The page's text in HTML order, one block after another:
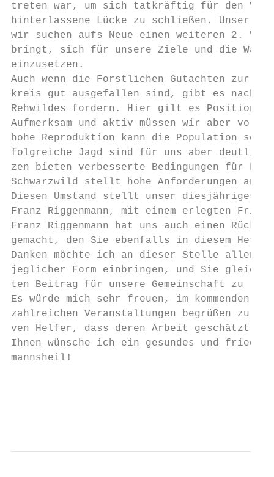
treten war, um sich tatkräftig für den
hinterlassene Lücke zu schließen. Unser
wir suchen aufs Neue einen weiteren 2.
bringt, sich für unsere Ziele und die
einzusetzen.
Auch wenn die Forstlichen Gutachten zur
kreis gut ausgefallen sind, gibt es nach
Rehwildes fordern. Hier gilt es Position zu
Aufmerksam und aktiv müssen wir aber vor
hohe Reproduktion kann die Population
folgreiche Jagd sind für uns aber deutlich
zen bieten verbesserte Bedingungen für
Schwarzwild stellt hohe Anforderungen an
Diesen Umstand stellt unser diesjähriges
Franz Riggenmann, mit einem erlegten
Franz Riggenmann hat uns auch einen
gemacht, den Sie ebenfalls in diesem Heft
Danken möchte ich an dieser Stelle
jeglicher Form einbringen, und Sie
ten Beitrag für unsere Gemeinschaft zu
Es würde mich sehr freuen, im kommenden
zahlreichen Veranstaltungen begrüßen zu
ven Helfer, dass deren Arbeit geschätzt
Ihnen wünsche ich ein gesundes und
mannsheil!